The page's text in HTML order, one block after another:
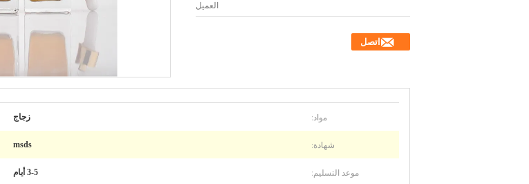
العميل
اتصل
مواد: زجاج
شهادة: msds
موعد التسليم: 3-5 أيام